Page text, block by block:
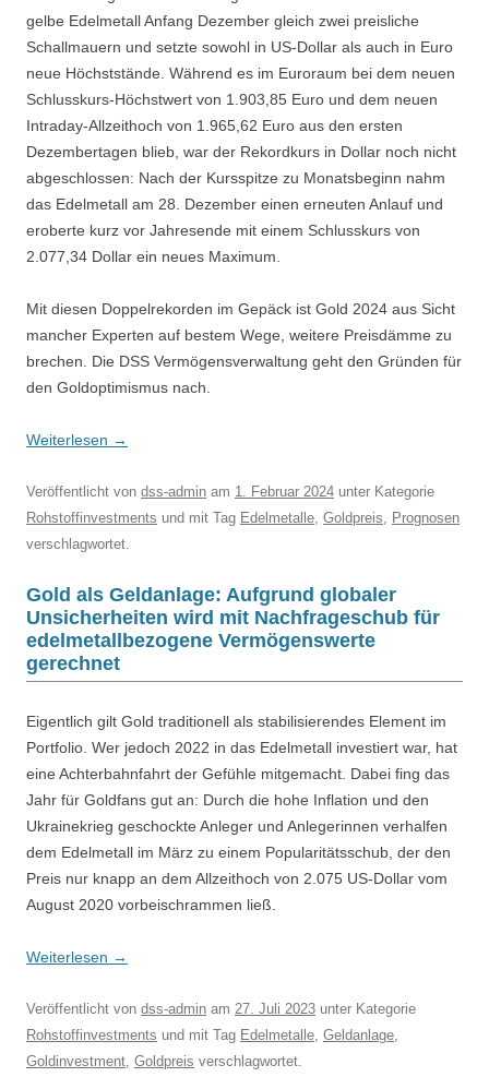
gelbe Edelmetall Anfang Dezember gleich zwei preisliche
Schallmauern und setzte sowohl in US-Dollar als auch in Euro
neue Höchststände. Während es im Euroraum bei dem neuen
Schlusskurs-Höchstwert von 1.903,85 Euro und dem neuen
Intraday-Allzeithoch von 1.965,62 Euro aus den ersten
Dezembertagen blieb, war der Rekordkurs in Dollar noch nicht
abgeschlossen: Nach der Kursspitze zu Monatsbeginn nahm
das Edelmetall am 28. Dezember einen erneuten Anlauf und
eroberte kurz vor Jahresende mit einem Schlusskurs von
2.077,34 Dollar ein neues Maximum.
Mit diesen Doppelrekorden im Gepäck ist Gold 2024 aus Sicht
mancher Experten auf bestem Wege, weitere Preisdämme zu
brechen. Die DSS Vermögensverwaltung geht den Gründen für
den Goldoptimismus nach.
Weiterlesen →
Veröffentlicht von dss-admin am 1. Februar 2024 unter Kategorie
Rohstoffinvestments und mit Tag Edelmetalle, Goldpreis, Prognosen
verschlagwortet.
Gold als Geldanlage: Aufgrund globaler
Unsicherheiten wird mit Nachfrageschub für
edelmetallbezogene Vermögenswerte
gerechnet
Eigentlich gilt Gold traditionell als stabilisierendes Element im
Portfolio. Wer jedoch 2022 in das Edelmetall investiert war, hat
eine Achterbahnfahrt der Gefühle mitgemacht. Dabei fing das
Jahr für Goldfans gut an: Durch die hohe Inflation und den
Ukrainekrieg geschockte Anleger und Anlegerinnen verhalfen
dem Edelmetall im März zu einem Popularitätsschub, der den
Preis nur knapp an dem Allzeithoch von 2.075 US-Dollar vom
August 2020 vorbeischrammen ließ.
Weiterlesen →
Veröffentlicht von dss-admin am 27. Juli 2023 unter Kategorie
Rohstoffinvestments und mit Tag Edelmetalle, Geldanlage,
Goldinvestment, Goldpreis verschlagwortet.